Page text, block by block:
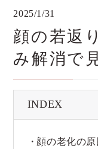
2025/1/31
顔の若返
み解消で
INDEX
顔の老化の